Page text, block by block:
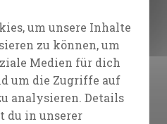
Episode 61
God cares for you!
um unsere Inhalte
zu können, um
Medien für dich
um die Zugriffe auf
analysieren. Details
du in unserer